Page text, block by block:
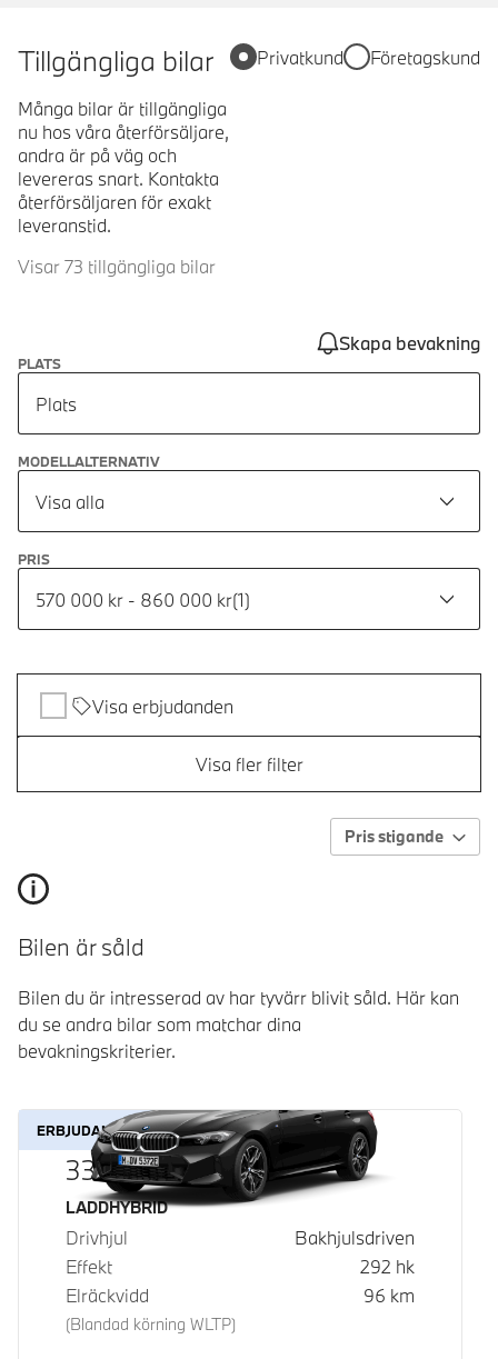
Tillgängliga bilar
Många bilar är tillgängliga
nu hos våra återförsäljare,
andra är på väg och
levereras snart. Kontakta
återförsäljaren för exakt
leveranstid.
Visar 73 tillgängliga bilar
Privatkund Företagskund
Skapa bevakning
PLATS
Plats
MODELLALTERNATIV
Visa alla
PRIS
570 000 kr - 860 000 kr(1)
Visa erbjudanden
Visa fler filter
Pris stigande
Bilen är såld
Bilen du är intresserad av har tyvärr blivit såld. Här kan
du se andra bilar som matchar dina
bevakningskriterier.
ERBJUDANDE
330e Touring
Bränsle
LADDHYBRID
Drivhjul
Bakhjulsdriven
Effekt
292 hk
Elräckvidd
(Blandad körning WLTP)
96 km